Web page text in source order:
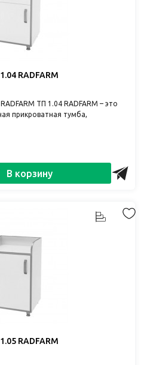
RADFARM
ТП 1.04 RADFARM – это
прикроватная тумба,
В корзину
RADFARM